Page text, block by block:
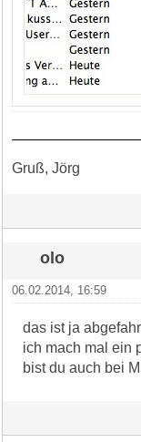
Gruß, Jörg
olo
06.02.2014, 16:59
das ist ja
ich mach mal ein
bist du auch bei